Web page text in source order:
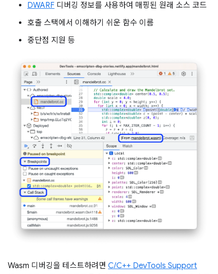
DWARF 디버깅 정보를 사용하여 매핑된 원래 소스 코드
호출 스택에서 이해하기 쉬운 함수 이름
중단점 지원 등
Wasm 디버깅을 테스트하려면 C/C++ DevTools Support